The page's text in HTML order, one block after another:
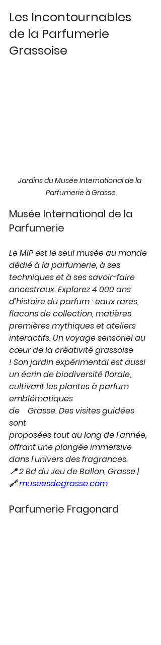
Les Incontournables
de la Parfumerie
Grassoise
Jardins du Musée International de la
Parfumerie à Grasse
Musée International de la
Parfumerie
Le MIP est le seul musée au monde
dédié à la parfumerie, à ses
techniques et à ses savoir-faire
ancestraux. Explorez 4 000 ans
d’histoire du parfum : eaux rares,
flacons de collection, matières
premières mythiques et ateliers
interactifs. Un voyage sensoriel au
cœur de la créativité grassoise
! Son jardin expérimental est aussi
un écrin de biodiversité florale,
cultivant les plantes à parfum
emblématiques
de    Grasse. Des visites guidées
sont
proposées tout au long de l'année,
offrant une plongée immersive
dans l'univers des fragrances.
📍 2 Bd du Jeu de Ballon, Grasse |
🔗 museesdegrasse.com
Parfumerie Fragonard